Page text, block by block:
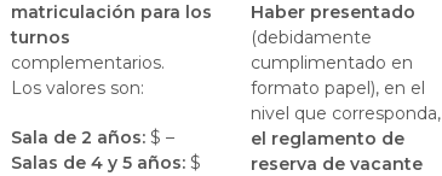
matriculación para los
turnos
complementarios.
Los valores son:
Sala de 2 años: $ –
Salas de 4 y 5 años: $
Haber presentado
(debidamente
cumplimentado en
formato papel), en el
nivel que corresponda,
el reglamento de
reserva de vacante